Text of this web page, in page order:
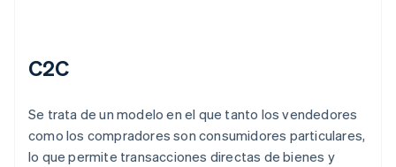
C2C
Se trata de un modelo en el que tanto los vendedores
como los compradores son consumidores particulares,
lo que permite transacciones directas de bienes y